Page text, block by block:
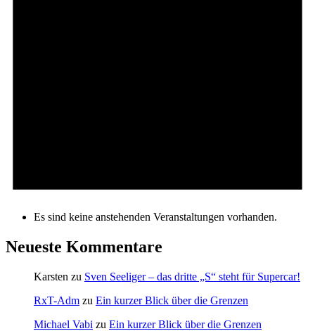
Es sind keine anstehenden Veranstaltungen vorhanden.
Neueste Kommentare
Karsten zu Sven Seeliger – das dritte „S“ steht für Supercar!
RxT-Adm zu Ein kurzer Blick über die Grenzen
Michael Vabi zu Ein kurzer Blick über die Grenzen